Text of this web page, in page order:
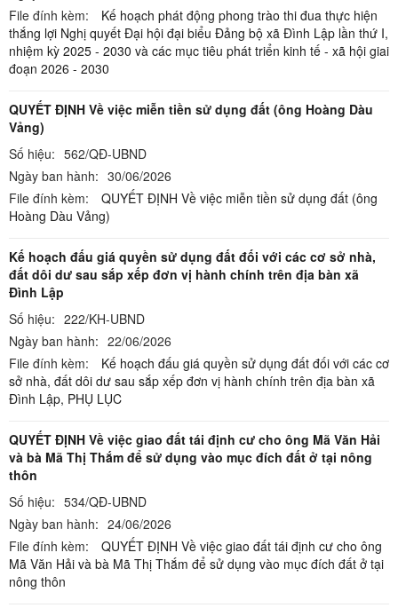
File đính kèm:
Kế hoạch phát động phong trào thi đua thực hiện
thắng lợi Nghị quyết Đại hội đại biểu Đảng bộ xã Đình Lập lần thứ I,
nhiệm kỳ 2025 - 2030 và các mục tiêu phát triển kinh tế - xã hội giai
đoạn 2026 - 2030
QUYẾT ĐỊNH Về việc miễn tiền sử dụng đất (ông Hoàng Dàu
Vảng)
Số hiệu: 562/QĐ-UBND
Ngày ban hành: 30/06/2026
File đính kèm:
QUYẾT ĐỊNH Về việc miễn tiền sử dụng đất (ông
Hoàng Dàu Vảng)
Kế hoạch đấu giá quyền sử dụng đất đối với các cơ sở nhà,
đất dôi dư sau sắp xếp đơn vị hành chính trên địa bàn xã
Đình Lập
Số hiệu: 222/KH-UBND
Ngày ban hành: 22/06/2026
File đính kèm:
Kế hoạch đấu giá quyền sử dụng đất đối với các cơ
sở nhà, đất dôi dư sau sắp xếp đơn vị hành chính trên địa bàn xã
Đình Lập, PHỤ LỤC
QUYẾT ĐỊNH Về việc giao đất tái định cư cho ông Mã Văn Hải
và bà Mã Thị Thắm để sử dụng vào mục đích đất ở tại nông
thôn
Số hiệu: 534/QĐ-UBND
Ngày ban hành: 24/06/2026
File đính kèm:
QUYẾT ĐỊNH Về việc giao đất tái định cư cho ông
Mã Văn Hải và bà Mã Thị Thắm để sử dụng vào mục đích đất ở tại
nông thôn